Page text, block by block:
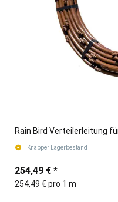
Rain Bird Verteilerleitung
Knapper Lagerbestand
254,49 € *
254,49 € pro 1 m